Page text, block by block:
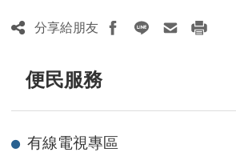
便民服務
有線電視專區
分享給朋友